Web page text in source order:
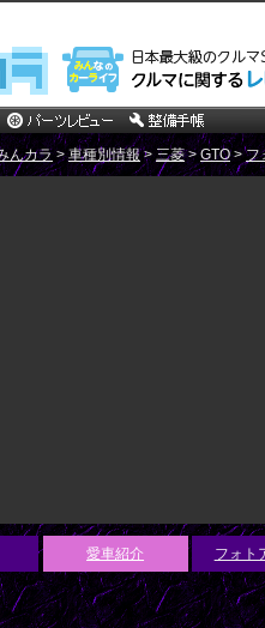
んカラ>車種別情報> 三菱>GTO>フ
愛車紹介 フォト